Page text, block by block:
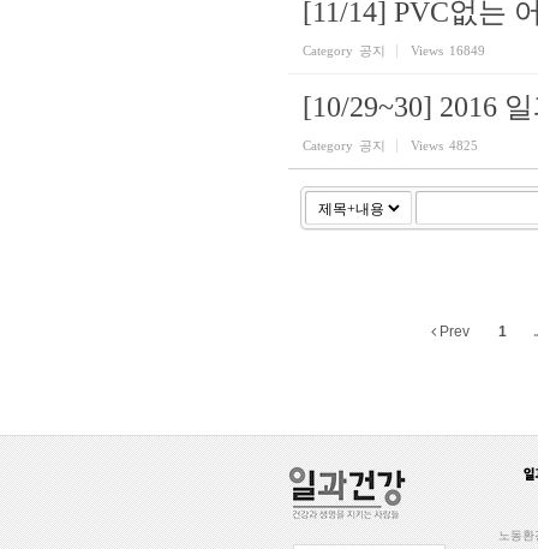
[11/14] PVC없는
Category 공지 Views 16849
[10/29~30] 2016
Category 공지 Views 4825
Prev 1
노동환